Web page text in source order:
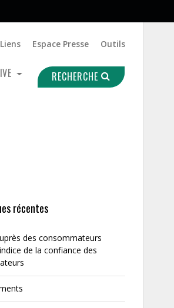
Liens Espace Presse Outils
RECHERCHE
récentes
des consommateurs
de la confiance des